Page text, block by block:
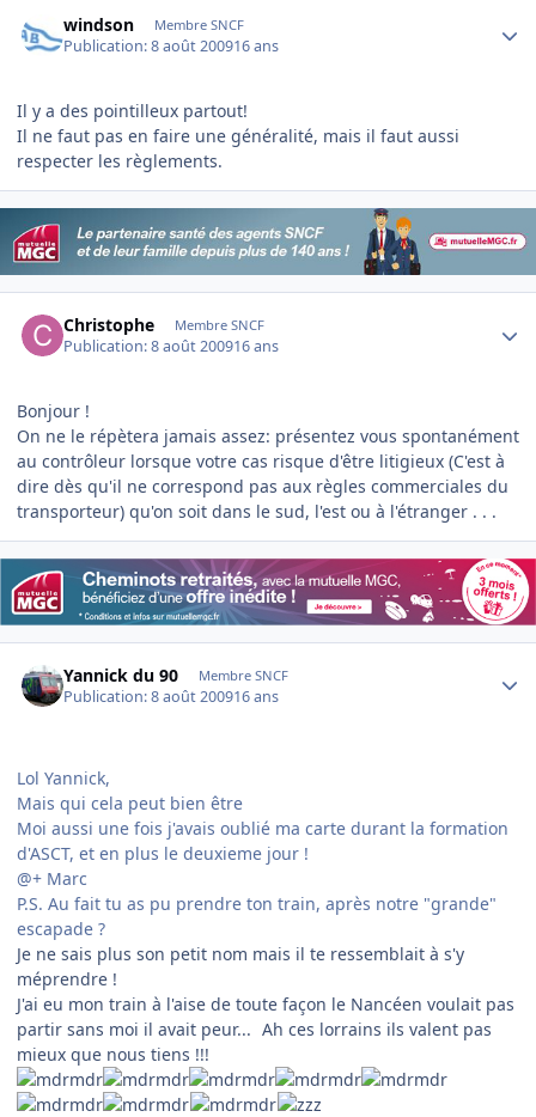
windson Membre SNCF
Publication:8 août 200916 ans
Il y a des pointilleux partout!
Il ne faut pas en faire une généralité, mais il faut aussi
respecter les règlements.
Christophe Membre SNCF
Publication:8 août 200916 ans
Bonjour !
On ne le répètera jamais assez: présentez vous spontanément
au contrôleur lorsque votre cas risque d'être litigieux (C'est à
dire dès qu'il ne correspond pas aux règles commerciales du
transporteur) qu'on soit dans le sud, l'est ou à l'étranger . . .
Yannick du 90 Membre SNCF
Publication:8 août 200916 ans
Lol Yannick,
Mais qui cela peut bien être
Moi aussi une fois j'avais oublié ma carte durant la formation
d'ASCT, et en plus le deuxieme jour !
@+ Marc
P.S. Au fait tu as pu prendre ton train, après notre "grande"
escapade ?
Je ne sais plus son petit nom mais il te ressemblait à s'y
méprendre !
J'ai eu mon train à l'aise de toute façon le Nancéen voulait pas
partir sans moi il avait peur... Ah ces lorrains ils valent pas
mieux que nous tiens !!!